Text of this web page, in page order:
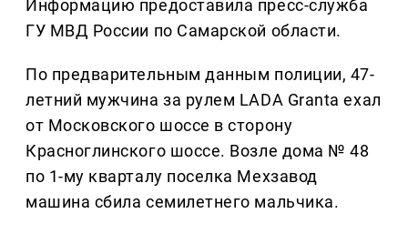
Информацию предоставила пресс-служба
ГУ МВД России по Самарской области.
По предварительным данным полиции, 47-
летний мужчина за рулем LADA Granta ехал
от Московского шоссе в сторону
Красноглинского шоссе. Возле дома № 48
по 1-му кварталу поселка Мехзавод
машина сбила семилетнего мальчика.